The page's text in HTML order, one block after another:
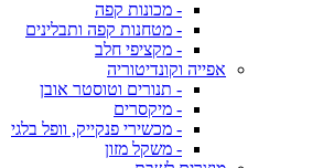
- מכונות קפה
- מטחנות קפה ותבלינים
- מקציפי חלב
אפייה וקונדיטוריה
- תנורים וטוסטר אובן
- מיקסרים
- מכשירי פנקייק, וופל בלגי
- משקל מזון